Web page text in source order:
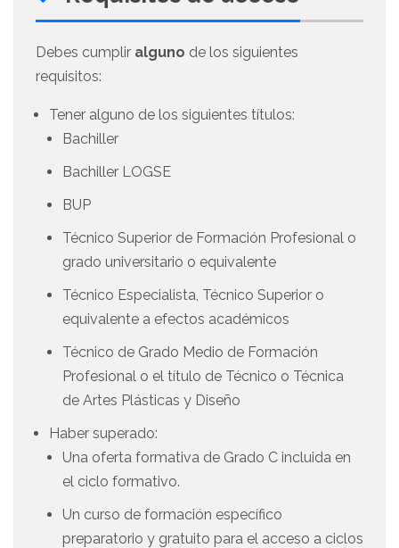
Debes cumplir alguno de los siguientes
requisitos:
Tener alguno de los siguientes títulos:
Bachiller
Bachiller LOGSE
BUP
Técnico Superior de Formación Profesional o
grado universitario o equivalente
Técnico Especialista, Técnico Superior o
equivalente a efectos académicos
Técnico de Grado Medio de Formación
Profesional o el título de Técnico o Técnica
de Artes Plásticas y Diseño
Haber superado:
Una oferta formativa de Grado C incluida en
el ciclo formativo.
Un curso de formación específico
preparatorio y gratuito para el acceso a ciclos